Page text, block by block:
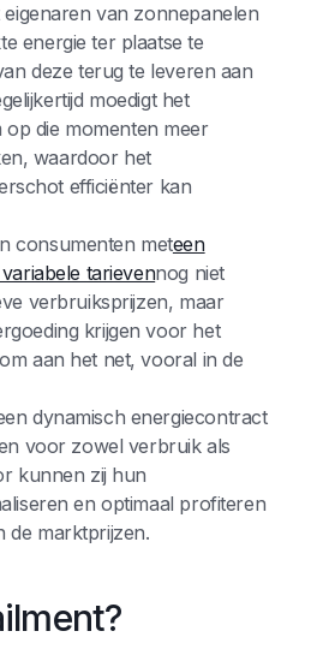
van zonnepanelen
energie ter plaatse te
deze terug te leveren aan
moedigt het
die momenten meer
waardoor het
efficiënter kan
consumenten meteen
tarievennog niet
verbruiksprijzen, maar
krijgen voor het
aan het net, vooral in de
dynamisch energiecontract
voor zowel verbruik als
kunnen zij hun
en optimaal profiteren
de marktprijzen.